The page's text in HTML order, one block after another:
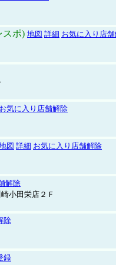
スポ) 地図 詳細 お気に入り店
お気に入り店舗解除
図 詳細 お気に入り店舗解除
解除
小田栄店２Ｆ
除
録